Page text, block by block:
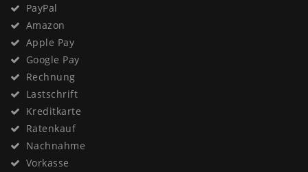
PayPal
Amazon
Apple Pay
Google Pay
Rechnung
Lastschrift
Kreditkarte
Ratenkauf
Nachnahme
Vorkasse